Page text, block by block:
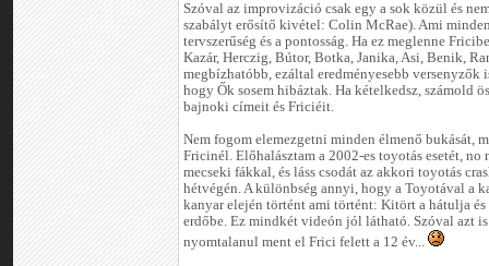
Szóval az improvizáció csak egy a sok közül és
szabályt erősítő kivétel: Colin McRae). Ami
tervszerűség és a pontosság. Ha ez meglenne
Kazár, Herczig, Bútor, Botka, Janika, Asi, Benik,
megbízhatóbb, ezáltal eredményesebb
hogy Ők sosem hibáztak. Ha kételkedsz, számold
bajnoki címeit és Friciéit.
Nem fogom elemezgetni minden élmenő bukását,
Fricinél. Előhalásztam a 2002-es toyotás esetét, no
mecseki fákkal, és láss csodát az akkori toyotás
hétvégén. A különbség annyi, hogy a Toyotával a
kanyar elején történt ami történt: Kitört a hátulja és
erdőbe. Ez mindkét videón jól látható. Szóval azt
nyomtalanul ment el Frici felett a 12 év...